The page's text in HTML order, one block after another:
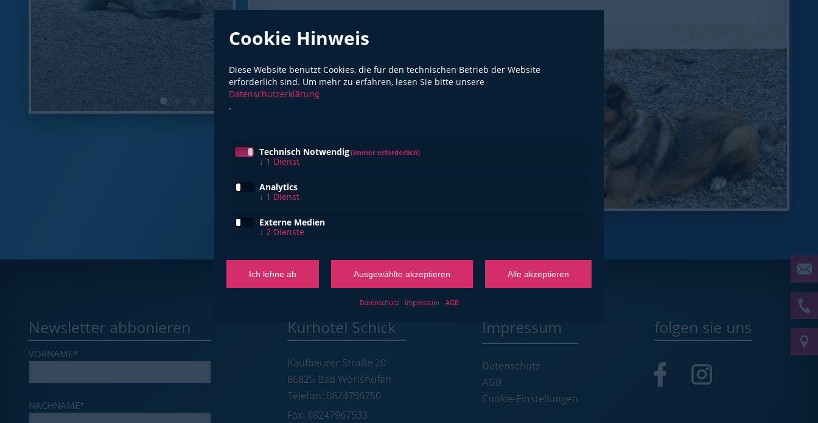
Freundschaft
Newsletter abbonieren
VORNAME*
NACHNAME*
Kurhotel Schick
Kaufbeurer Straße 20
86825 Bad Wörishofen
Telefon: 0824796750
Fax: 08247967533
Impressum
Datenschutz
AGB
Cookie-Einstellungen
folgen sie uns
Cookie Hinweis
Diese Website benutzt Cookies, die für den technischen Betrieb der Website
erforderlich sind. Um mehr zu erfahren, lesen Sie bitte unsere
Datenschutzerklärung
.
Technisch Notwendig(immer erforderlich)
↓ 1 Dienst
Analytics
↓ 1 Dienst
Externe Medien
↓ 2 Dienste
Ich lehne ab Ausgewählte akzeptieren Alle akzeptieren
Datenschutz Impressum AGB